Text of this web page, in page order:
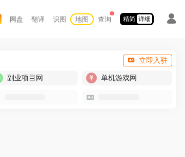
网盘 翻译 识图 地图 查询 精简 详细
立即入驻
副业项目网 单机游戏网